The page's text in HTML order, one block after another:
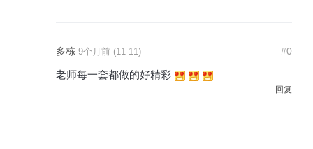
多栋 9个月前 (11-11) #0
老师每一套都做的好精彩
回复